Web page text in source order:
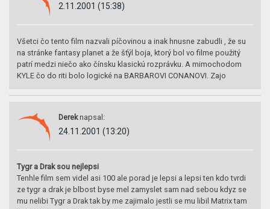
2.11.2001 (15:38)
Všetci čo tento film nazvali píčovinou a inak hnusne zabudli , že su
na stránke fantasy planet a že šťýl boja, ktorý bol vo filme použitý
patrí medzi niečo ako čínsku klasickú rozprávku. A mimochodom
KYLE čo do riti bolo logické na BARBAROVI CONANOVI. Zajo
Derek napsal:
24.11.2001 (13:20)
Tygr a Drak sou nejlepsi
Tenhle film sem videl asi 100 ale porad je lepsi a lepsi ten kdo tvrdi
ze tygr a drak je blbost byse mel zamyslet sam nad sebou kdyz se
mu nelibi Tygr a Drak tak by me zajimalo jestli se mu libil Matrix tam